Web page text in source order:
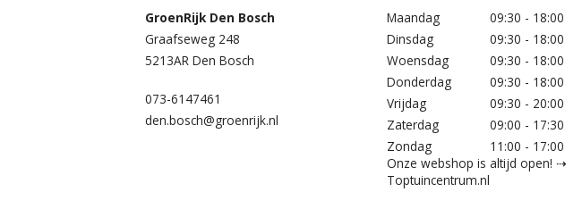
GroenRijk Den Bosch
Graafseweg 248
5213AR Den Bosch
073-6147461
den.bosch@groenrijk.nl
Maandag
09:30 - 18:00
Dinsdag
09:30 - 18:00
Woensdag
09:30 - 18:00
Donderdag
09:30 - 18:00
Vrijdag
09:30 - 20:00
Zaterdag
09:00 - 17:30
Zondag
11:00 - 17:00
Onze webshop is altijd open! ⇢
Toptuincentrum.nl